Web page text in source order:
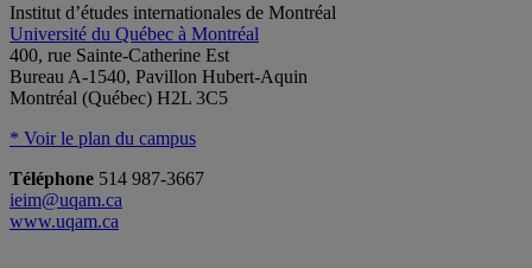
Institut d’études internationales de Montréal
Université du Québec à Montréal
400, rue Sainte-Catherine Est
Bureau A-1540, Pavillon Hubert-Aquin
Montréal (Québec) H2L 3C5
* Voir le plan du campus
Téléphone 514 987-3667
ieim@uqam.ca
www.uqam.ca